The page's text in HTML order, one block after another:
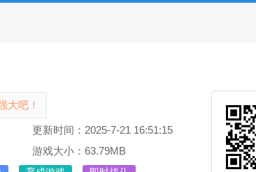
大吧！
更新时间：2025-7-21 16:51:15
游戏大小：63.79MB